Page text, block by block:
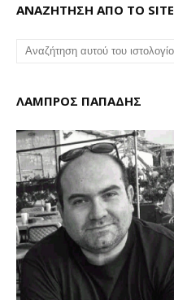
ΑΝΑΖΗΤΗΣΗ ΑΠΟ ΤΟ SITE
ΛΑΜΠΡΟΣ ΠΑΠΑΔΗΣ